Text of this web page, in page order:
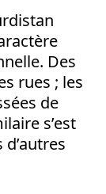
Des
rues ; les
de
s’est